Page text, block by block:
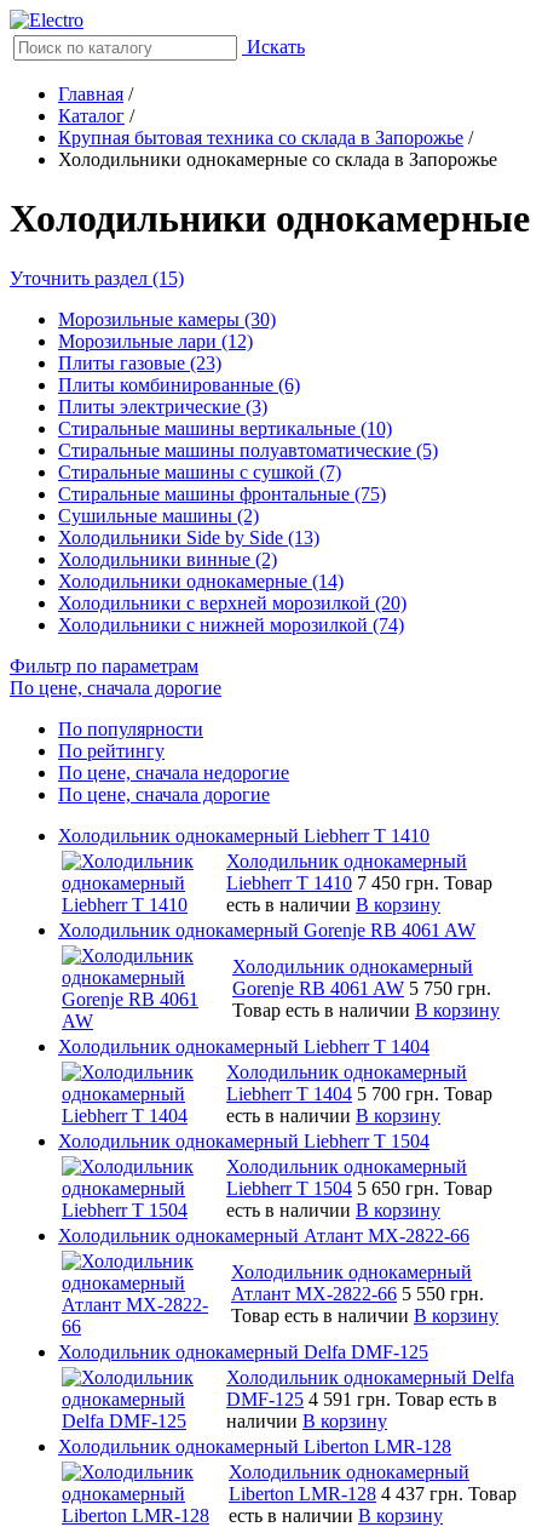
Искать
Главная /
Каталог /
Крупная бытовая техника со склада в Запорожье /
Холодильники однокамерные со склада в Запорожье
Холодильники однокамерные
Уточнить раздел (15)
Морозильные камеры (30)
Морозильные лари (12)
Плиты газовые (23)
Плиты комбинированные (6)
Плиты электрические (3)
Стиральные машины вертикальные (10)
Стиральные машины полуавтоматические (5)
Стиральные машины с сушкой (7)
Стиральные машины фронтальные (75)
Сушильные машины (2)
Холодильники Side by Side (13)
Холодильники винные (2)
Холодильники однокамерные (14)
Холодильники с верхней морозилкой (20)
Холодильники с нижней морозилкой (74)
Фильтр по параметрам
По цене, сначала дорогие
По популярности
По рейтингу
По цене, сначала недорогие
По цене, сначала дорогие
Холодильник однокамерный Liebherr T 1410
Холодильник однокамерный
Liebherr T 1410 7 450 грн. Товар
есть в наличии В корзину
Холодильник однокамерный Gorenje RB 4061 AW
Холодильник однокамерный
Gorenje RB 4061 AW 5 750 грн.
Товар есть в наличии В корзину
Холодильник однокамерный Liebherr T 1404
Холодильник однокамерный
Liebherr T 1404 5 700 грн. Товар
есть в наличии В корзину
Холодильник однокамерный Liebherr T 1504
Холодильник однокамерный
Liebherr T 1504 5 650 грн. Товар
есть в наличии В корзину
Холодильник однокамерный Атлант MX-2822-66
Холодильник однокамерный
Атлант MX-2822-66 5 550 грн.
Товар есть в наличии В корзину
Холодильник однокамерный Delfa DMF-125
Холодильник однокамерный Delfa
DMF-125 4 591 грн. Товар есть в
наличии В корзину
Холодильник однокамерный Liberton LMR-128
Холодильник однокамерный
Liberton LMR-128 4 437 грн. Товар
есть в наличии В корзину